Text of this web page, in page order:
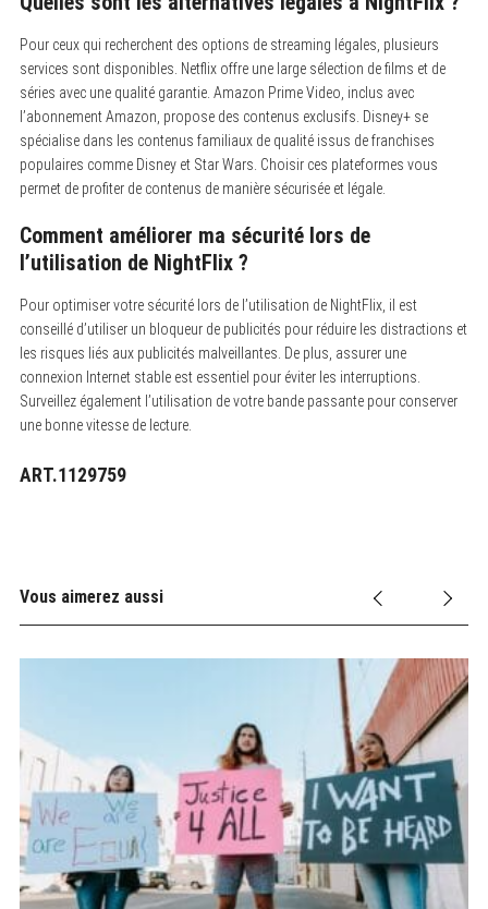
Pour ceux qui recherchent des options de streaming légales, plusieurs
services sont disponibles. Netflix offre une large sélection de films et de
séries avec une qualité garantie. Amazon Prime Video, inclus avec
l’abonnement Amazon, propose des contenus exclusifs. Disney+ se
spécialise dans les contenus familiaux de qualité issus de franchises
populaires comme Disney et Star Wars. Choisir ces plateformes vous
permet de profiter de contenus de manière sécurisée et légale.
Comment améliorer ma sécurité lors de
l’utilisation de NightFlix ?
Pour optimiser votre sécurité lors de l’utilisation de NightFlix, il est
conseillé d’utiliser un bloqueur de publicités pour réduire les distractions et
les risques liés aux publicités malveillantes. De plus, assurer une
connexion Internet stable est essentiel pour éviter les interruptions.
Surveillez également l’utilisation de votre bande passante pour conserver
une bonne vitesse de lecture.
ART.1129759
Vous aimerez aussi